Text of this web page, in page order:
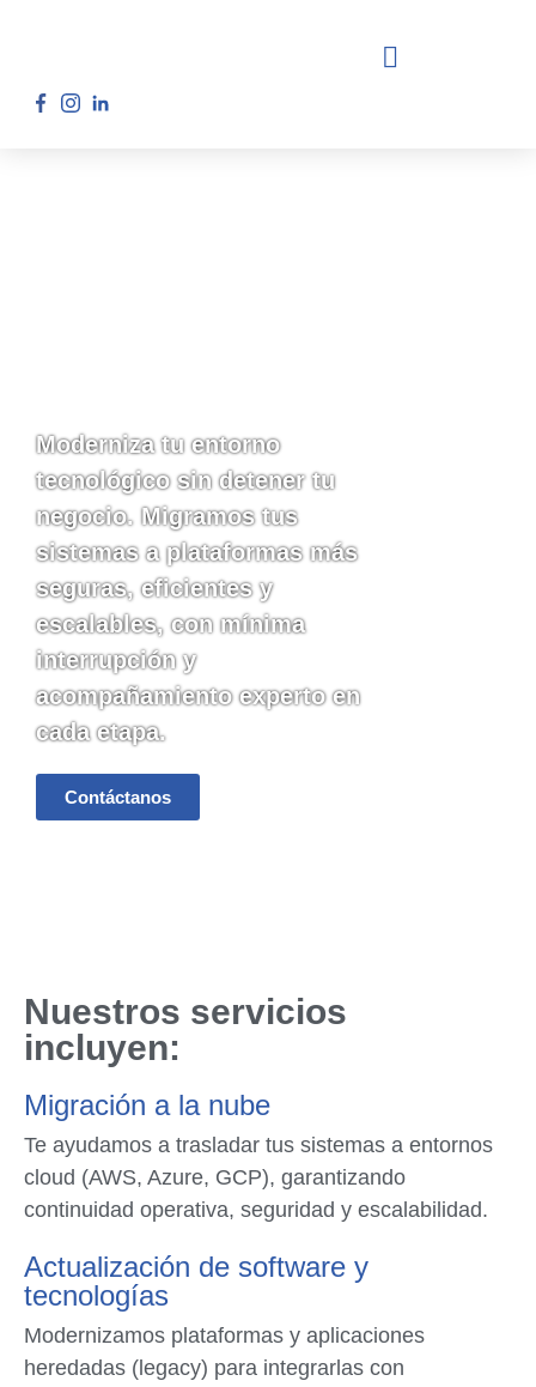
Moderniza tu entorno
tecnológico sin detener tu
negocio. Migramos tus
sistemas a plataformas más
seguras, eficientes y
escalables, con mínima
interrupción y
acompañamiento experto en
cada etapa.
Contáctanos
Nuestros servicios
incluyen:
Migración a la nube
Te ayudamos a trasladar tus sistemas a entornos
cloud (AWS, Azure, GCP), garantizando
continuidad operativa, seguridad y escalabilidad.
Actualización de software y
tecnologías
Modernizamos plataformas y aplicaciones
heredadas (legacy) para integrarlas con